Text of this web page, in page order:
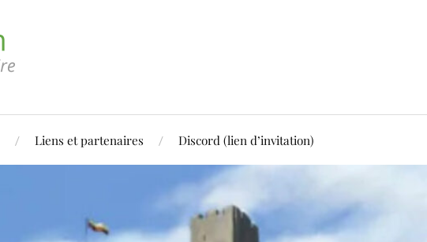
Liens et partenaires Discord (lien d’invitation)